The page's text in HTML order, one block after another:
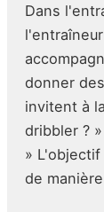
Dans
donner
invitent à
dribbler ?
»
de